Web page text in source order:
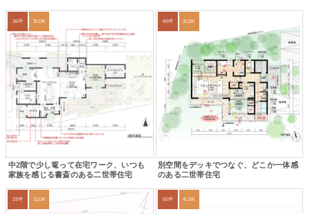
36坪 3LDK
中2階で少し篭って在宅ワーク、いつも
家族を感じる書斎のある二世帯住宅
40坪 3LDK
別空間をデッキでつなぐ、どこか一体感
のある二世帯住宅
19坪 1LDK 50坪 4LDK